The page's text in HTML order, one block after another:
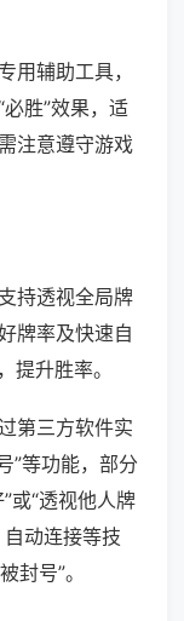
用辅助工具，
胜”效果，适
注意遵守游戏
持透视全局牌
牌率及快速自
提升胜率。
第三方软件实
”等功能，部分
或“透视他人牌
动连接等技
封号”。